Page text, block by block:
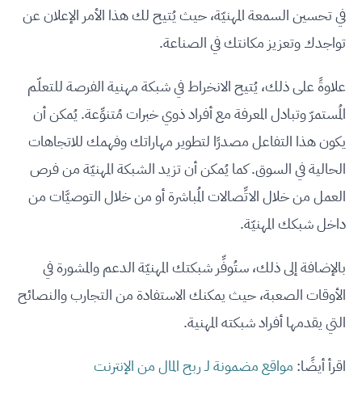
في تحسين السمعة المهنيّة، حيث يُتيح لك هذا الأمر الإعلان عن
تواجدك وتعزيز مكانتك في الصناعة.
علاوةً على ذلك، يُتيح الانخراط في شبكة مهنية الفرصة للتعلّم
المُستمرّ وتبادل المعرفة مع أفراد ذوي خبرات مُتنوِّعة. يُمكن أن
يكون هذا التفاعل مصدرًا لتطوير مهاراتك وفهمك للاتجاهات
الحالية في السوق. كما يُمكن أن تزيد الشبكة المهنيّة من فرص
العمل من خلال الاتِّصالات المُباشرة أو من خلال التوصيَّات من
داخل شبكك المهنيّة.
بالإضافة إلى ذلك، ستُوفِّر شبكتك المهنيّة الدعم والمشورة في
الأوقات الصعبة، حيث يمكنك الاستفادة من التجارب والنصائح
التي يقدمها أفراد شبكته المهنية.
اقرأ أيضًا: مواقع مضمونة لـ ربح المال من الإنترنت